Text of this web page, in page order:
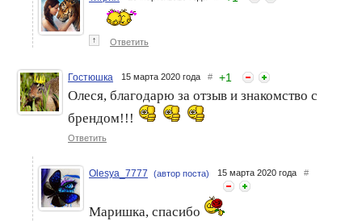
↑ Ответить
Гостюшка 15 марта 2020 года # +1
Олеся, благодарю за отзыв и знакомство с
брендом!!!
Ответить
Olesya_7777 (автор поста) 15 марта 2020 года #
Маришка, спасибо